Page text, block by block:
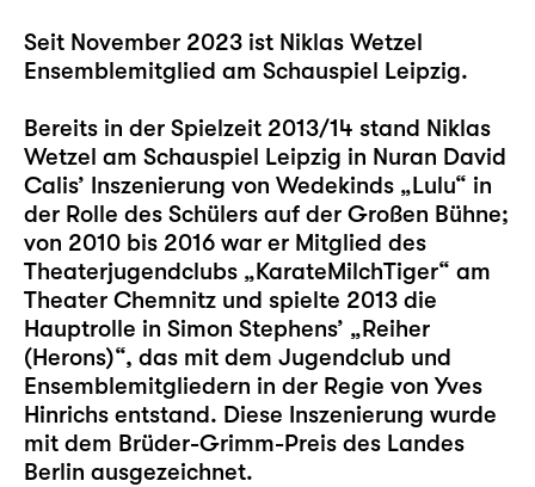
Seit November 2023 ist Niklas Wetzel
Ensemblemitglied am Schauspiel Leipzig.
Bereits in der Spielzeit 2013/14 stand Niklas
Wetzel am Schauspiel Leipzig in Nuran David
Calis’ Inszenierung von Wedekinds „Lulu“ in
der Rolle des Schülers auf der Großen Bühne;
von 2010 bis 2016 war er Mitglied des
Theaterjugendclubs „KarateMilchTiger“ am
Theater Chemnitz und spielte 2013 die
Hauptrolle in Simon Stephens’ „Reiher
(Herons)“, das mit dem Jugendclub und
Ensemblemitgliedern in der Regie von Yves
Hinrichs entstand. Diese Inszenierung wurde
mit dem Brüder-Grimm-Preis des Landes
Berlin ausgezeichnet.